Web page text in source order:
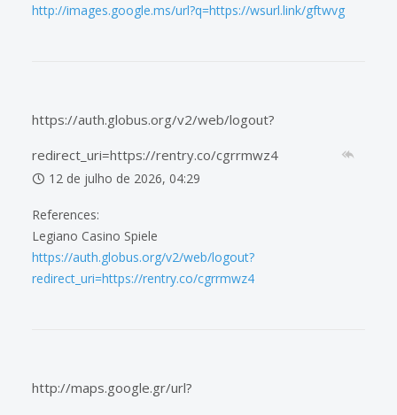
http://images.google.ms/url?q=https://wsurl.link/gftwvg
https://auth.globus.org/v2/web/logout?
redirect_uri=https://rentry.co/cgrrmwz4
12 de julho de 2026, 04:29
References:
Legiano Casino Spiele
https://auth.globus.org/v2/web/logout?
redirect_uri=https://rentry.co/cgrrmwz4
http://maps.google.gr/url?